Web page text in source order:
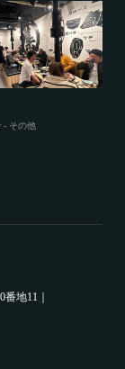
- その他
地11｜